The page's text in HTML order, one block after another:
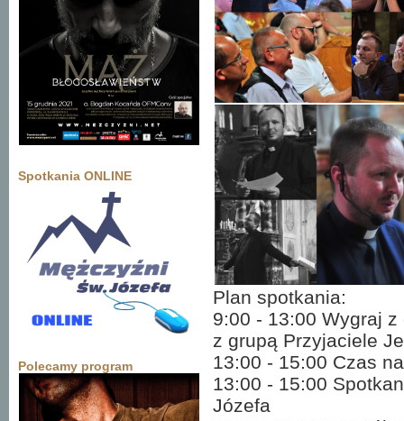
Spotkania ONLINE
Polecamy program
Plan spotkania:
9:00 - 13:00 Wygraj z
z grupą Przyjaciele
13:00 - 15:00 Czas
13:00 - 15:00
Józefa